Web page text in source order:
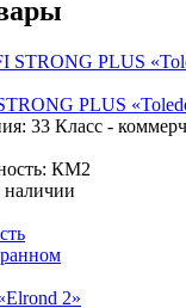
PLUS
33 Класс -
КМ2